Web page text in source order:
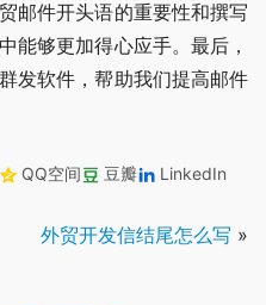
邮件开头语的重要性和撰写
能够更加得心应手。最后，
发软件，帮助我们提高邮件
QQ空间 豆瓣
LinkedIn
外贸开发信结尾怎么写 »